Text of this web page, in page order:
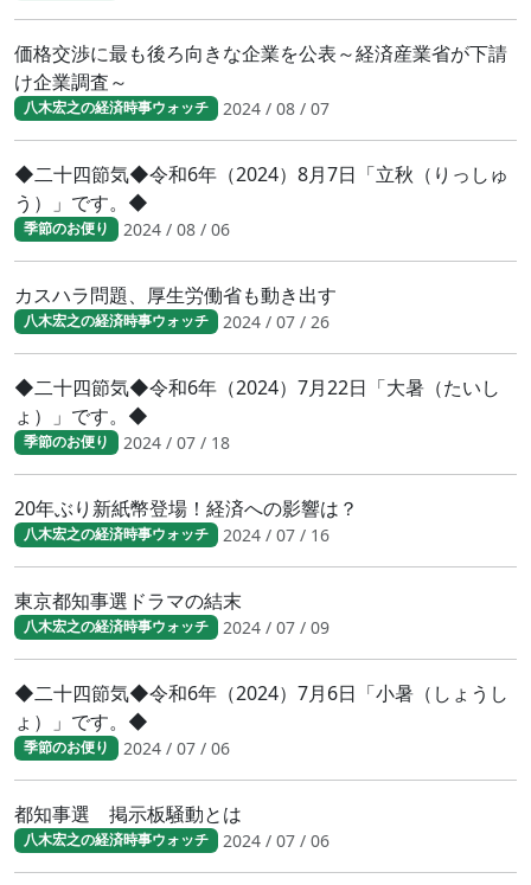
価格交渉に最も後ろ向きな企業を公表～経済産業省が下請
け企業調査～
八木宏之の経済時事ウォッチ 2024 / 08 / 07
◆二十四節気◆令和6年（2024）8月7日「立秋（りっしゅ
う）」です。◆
季節のお便り 2024 / 08 / 06
カスハラ問題、厚生労働省も動き出す
八木宏之の経済時事ウォッチ 2024 / 07 / 26
◆二十四節気◆令和6年（2024）7月22日「大暑（たいし
ょ）」です。◆
季節のお便り 2024 / 07 / 18
20年ぶり新紙幣登場！経済への影響は？
八木宏之の経済時事ウォッチ 2024 / 07 / 16
東京都知事選ドラマの結末
八木宏之の経済時事ウォッチ 2024 / 07 / 09
◆二十四節気◆令和6年（2024）7月6日「小暑（しょうし
ょ）」です。◆
季節のお便り 2024 / 07 / 06
都知事選 掲示板騒動とは
八木宏之の経済時事ウォッチ 2024 / 07 / 06